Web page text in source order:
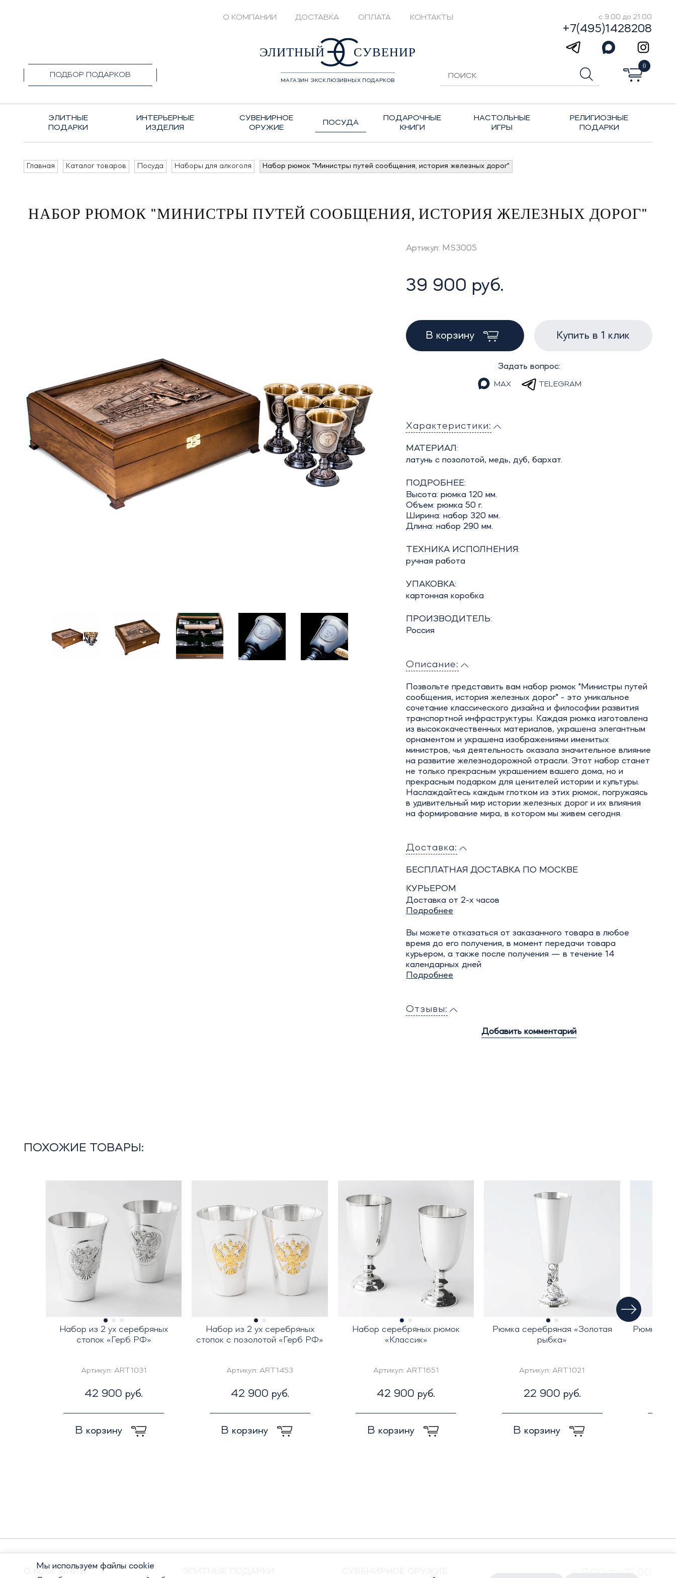
О КОМПАНИИ ДОСТАВКА ОПЛАТА КОНТАКТЫ с 9.00 до 21.00
+7(495)1428208
ПОДБОР ПОДАРКОВ
+7(495)1428208ЭЛИТНЫЙ СУВЕНИР
МАГАЗИН ЭКСКЛЮЗИВНЫХ ПОДАРКОВ
0
ЭЛИТНЫЕ
ПОДАРКИ
ИНТЕРЬЕРНЫЕ
ИЗДЕЛИЯ
СУВЕНИРНОЕ
ОРУЖИЕ
ПОСУДА
ПОДАРОЧНЫЕ
КНИГИ
НАСТОЛЬНЫЕ
ИГРЫ
РЕЛИГИОЗНЫЕ
ПОДАРКИ
Главная Каталог товаров Посуда Наборы для алкоголя Набор рюмок "Министры путей сообщения, история железных дорог"
НАБОР РЮМОК "МИНИСТРЫ ПУТЕЙ СООБЩЕНИЯ, ИСТОРИЯ ЖЕЛЕЗНЫХ ДОРОГ"
Артикул: MS3005
39 900 руб.
В корзину Купить в 1 клик
Задать вопрос:
MAX TELEGRAM
Характеристики:
МАТЕРИАЛ:
латунь с позолотой, медь, дуб, бархат.
ПОДРОБНЕЕ:
Высота: рюмка 120 мм.
Объем: рюмка 50 г.
Ширина: набор 320 мм.
Длина: набор 290 мм.
ТЕХНИКА ИСПОЛНЕНИЯ:
ручная работа
УПАКОВКА:
картонная коробка
ПРОИЗВОДИТЕЛЬ:
Россия
Описание:
Позвольте представить вам набор рюмок "Министры путей
сообщения, история железных дорог" - это уникальное
сочетание классического дизайна и философии развития
транспортной инфраструктуры. Каждая рюмка изготовлена
из высококачественных материалов, украшена элегантным
орнаментом и украшена изображениями именитых
министров, чья деятельность оказала значительное влияние
на развитие железнодорожной отрасли. Этот набор станет
не только прекрасным украшением вашего дома, но и
прекрасным подарком для ценителей истории и культуры.
Наслаждайтесь каждым глотком из этих рюмок, погружаясь
в удивительный мир истории железных дорог и их влияния
на формирование мира, в котором мы живем сегодня.
Доставка:
БЕСПЛАТНАЯ ДОСТАВКА ПО МОСКВЕ
КУРЬЕРОМ
Доставка от 2-х часов
Подробнее
Вы можете отказаться от заказанного товара в любое
время до его получения, в момент передачи товара
курьером, а также после получения — в течение 14
календарных дней
Подробнее
Отзывы:
Добавить комментарий
ПОХОЖИЕ ТОВАРЫ:
Набор из 2 ух серебряных
стопок «Герб РФ»
Артикул: ART1031
42 900 руб.
В корзину
Набор из 2 ух серебряных
стопок с позолотой «Герб РФ»
Артикул:ART1453
42 900 руб.
В корзину
Набор серебряных рюмок
«Классик»
Артикул: ART1651
42 900 руб.
В корзину
Рюмка серебряная «Золотая
рыбка»
Артикул:ART1021
22 900 руб.
В корзину
Рюмка
О КОМПАНИИ
Мы используем файлы cookie